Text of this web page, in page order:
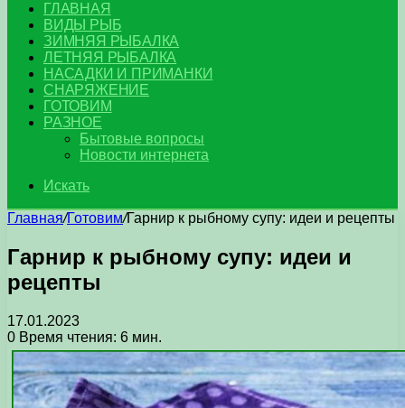
ГЛАВНАЯ
ВИДЫ РЫБ
ЗИМНЯЯ РЫБАЛКА
ЛЕТНЯЯ РЫБАЛКА
НАСАДКИ И ПРИМАНКИ
СНАРЯЖЕНИЕ
ГОТОВИМ
РАЗНОЕ
Бытовые вопросы
Новости интернета
Искать
Главная/Готовим/Гарнир к рыбному супу: идеи и рецепты
Гарнир к рыбному супу: идеи и
рецепты
17.01.2023
0 Время чтения: 6 мин.